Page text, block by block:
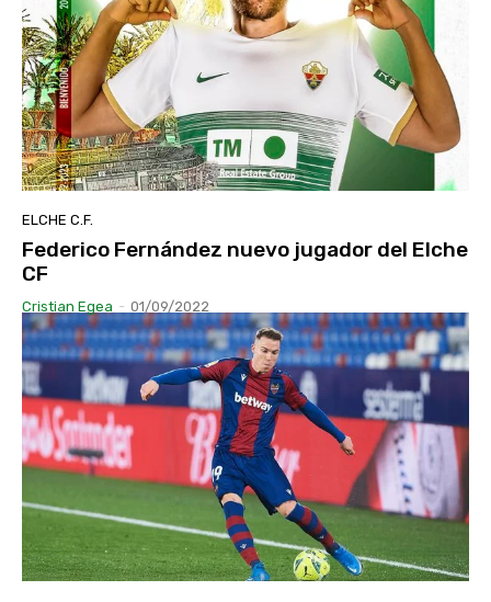
ELCHE C.F.
Federico Fernández nuevo jugador del Elche
CF
Cristian Egea - 01/09/2022